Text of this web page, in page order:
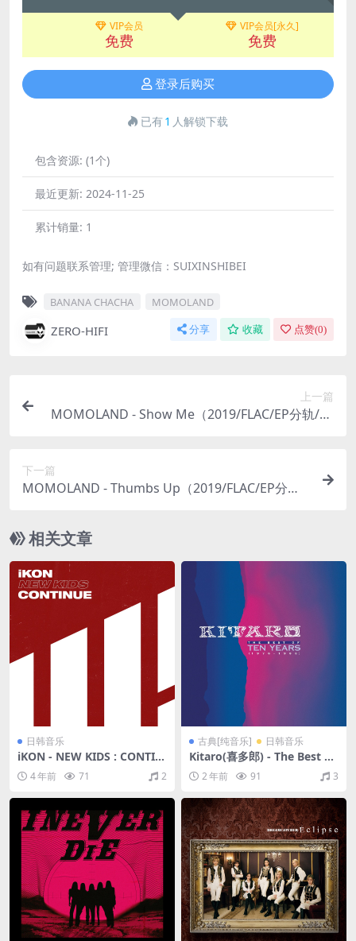
VIP会员
免费
VIP会员[永久]
免费
登录后购买
已有1 人解锁下载
包含资源: (1个)
最近更新: 2024-11-25
累计销量: 1
如有问题联系管理; 管理微信：SUIXINSHIBEI
BANANA CHACHA MOMOLAND
ZERO-HIFI 分享 收藏 点赞(0)
上一篇
MOMOLAND - Show Me（2019/FLAC/EP分轨/14
下一篇
MOMOLAND - Thumbs Up（2019/FLAC/EP分轨/
相关文章
日韩音乐
iKON - NEW KIDS : CONTIN
UE（2018/FLAC/EP分轨/118
M）4 年前 71 2
古典[纯音乐] 日韩音乐
Kitaro(喜多郎) - The Best of
Ten Years / 1976-1986（199
7/FLAC/分轨/479M）
2 年前 91 3